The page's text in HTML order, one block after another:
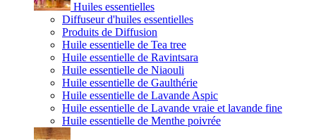
Huiles essentielles
Diffuseur d'huiles essentielles
Produits de Diffusion
Huile essentielle de Tea tree
Huile essentielle de Ravintsara
Huile essentielle de Niaouli
Huile essentielle de Gaulthérie
Huile essentielle de Lavande Aspic
Huile essentielle de Lavande vraie et lavande fine
Huile essentielle de Menthe poivrée